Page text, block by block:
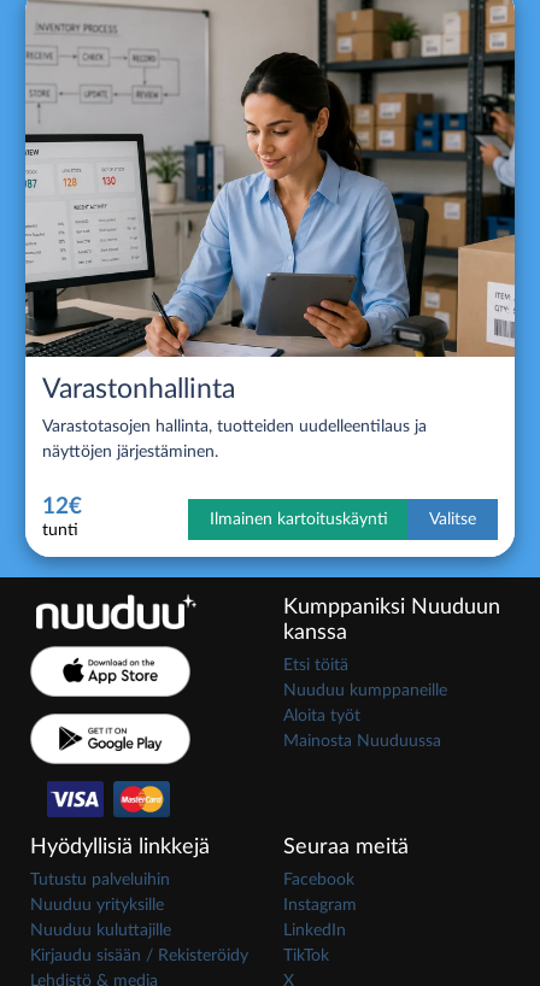
Varastonhallinta
Varastotasojen hallinta, tuotteiden uudelleentilaus ja
näyttöjen järjestäminen.
12€
tunti
Ilmainen kartoituskäynti Valitse
Kumppaniksi Nuuduun
kanssa
Etsi töitä
Nuuduu kumppaneille
Aloita työt
Mainosta Nuuduussa
Hyödyllisiä linkkejä
Tutustu palveluihin
Nuuduu yrityksille
Nuuduu kuluttajille
Kirjaudu sisään / Rekisteröidy
Lehdistö & media
Seuraa meitä
Facebook
Instagram
LinkedIn
TikTok
X